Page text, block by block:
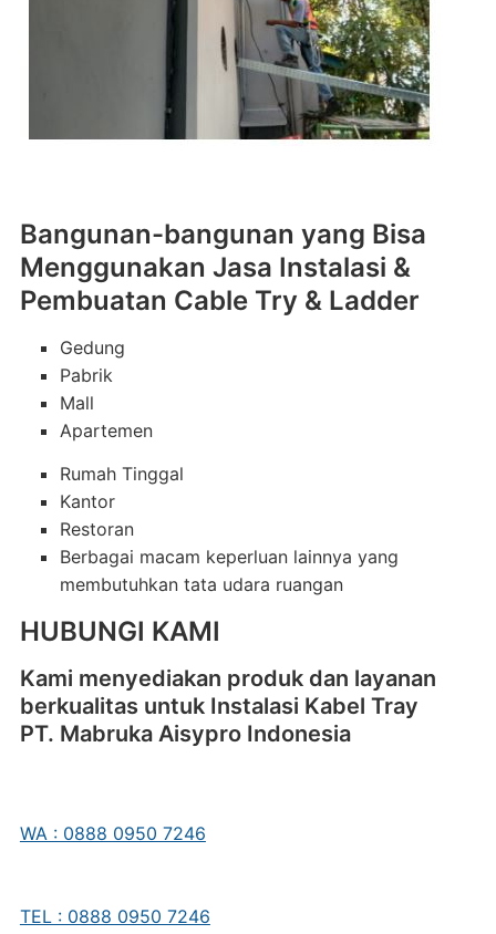
Bangunan-bangunan yang Bisa
Menggunakan Jasa Instalasi &
Pembuatan Cable Try & Ladder
Gedung
Pabrik
Mall
Apartemen
Rumah Tinggal
Kantor
Restoran
Berbagai macam keperluan lainnya yang
membutuhkan tata udara ruangan
HUBUNGI KAMI
Kami menyediakan produk dan layanan
berkualitas untuk Instalasi Kabel Tray
PT. Mabruka Aisypro Indonesia
WA : 0888 0950 7246
TEL : 0888 0950 7246